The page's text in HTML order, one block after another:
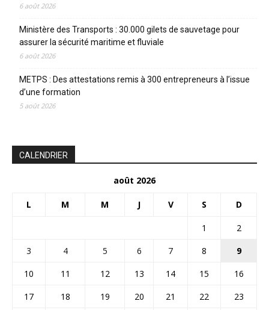
6 août 2026
Ministère des Transports : 30.000 gilets de sauvetage pour
assurer la sécurité maritime et fluviale
6 août 2026
METPS : Des attestations remis à 300 entrepreneurs à l’issue
d’une formation
5 août 2026
CALENDRIER
août 2026
L M M J V S D
1
2
3
4 5 6 7 8
9
10
11 12 13 14 15
16
17
18 19 20 21 22
23